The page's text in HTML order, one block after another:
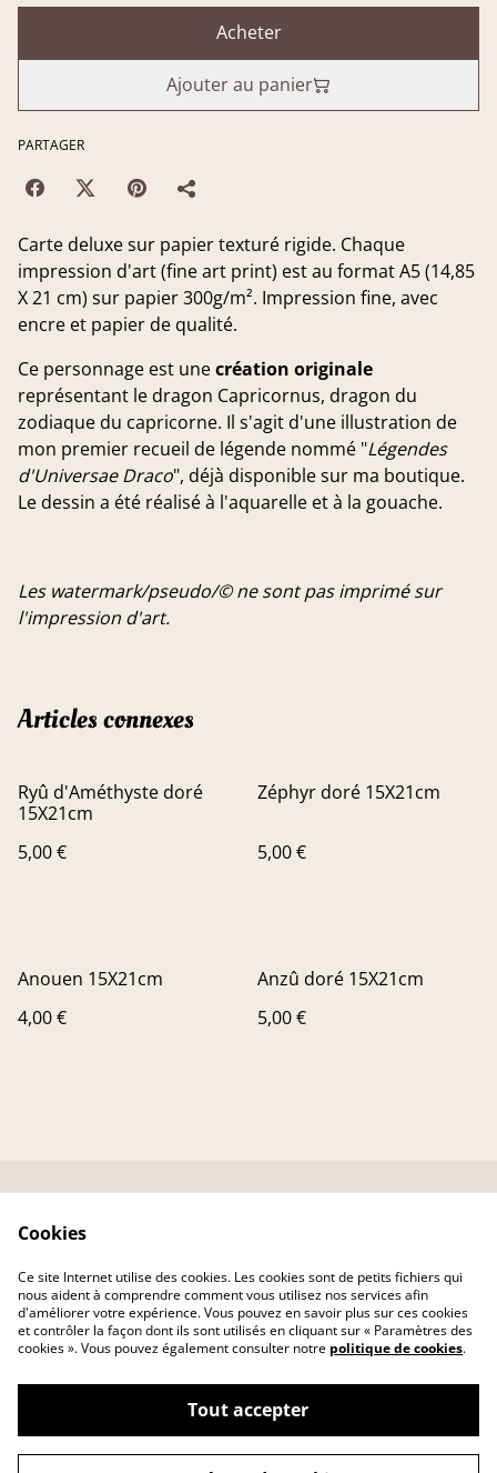
Acheter
Ajouter au panier
PARTAGER
Carte deluxe sur papier texturé rigide. Chaque
impression d'art (fine art print) est au format A5 (14,85
X 21 cm) sur papier 300g/m². Impression fine, avec
encre et papier de qualité.
Ce personnage est unecréation originale
représentant le dragon Capricornus, dragon du
zodiaque du capricorne. Il s'agit d'une illustration de
mon premier recueil de légende nommé "Légendes
d'Universae Draco", déjà disponible sur ma boutique.
Le dessin a été réalisé à l'aquarelle et à la gouache.
Les watermark/pseudo/© ne sont pas imprimé sur
l'impression d'art.
Articles connexes
Ryû d'Améthyste doré
15X21cm
5,00 €
Zéphyr doré 15X21cm
5,00 €
Anouen 15X21cm
4,00 €
Anzû doré 15X21cm
5,00 €
confidentialité
Politique de cookies
©2026MAROZEN
Cookies
Ce site Internet utilise des cookies. Les cookies sont de petits fichiers qui
nous aident à comprendre comment vous utilisez nos services afin
d'améliorer votre expérience. Vous pouvez en savoir plus sur ces cookies
et contrôler la façon dont ils sont utilisés en cliquant sur « Paramètres des
cookies ». Vous pouvez également consulter notre politique de cookies.
Tout accepter